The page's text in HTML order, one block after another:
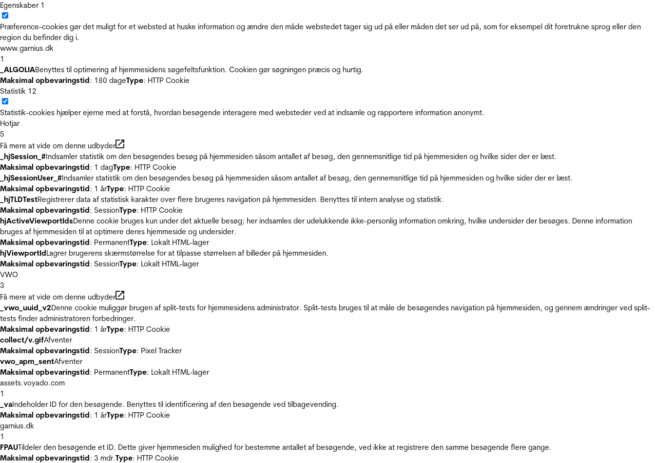
Egenskaber 1
Præference-cookies gør det muligt for et websted at huske information og ændre den måde webstedet tager sig ud på eller måden det ser ud på, som for eksempel dit foretrukne sprog eller den
region du befinder dig i.
www.garnius.dk
1
_ALGOLIABenyttes til optimering af hjemmesidens søgefeltsfunktion. Cookien gør søgningen præcis og hurtig.
Maksimal opbevaringstid: 180 dageType: HTTP Cookie
Statistik 12
Statistik-cookies hjælper ejerne med at forstå, hvordan besøgende interagere med websteder ved at indsamle og rapportere information anonymt.
Hotjar
5
Få mere at vide om denne udbyder
_hjSession_#Indsamler statistik om den besøgendes besøg på hjemmesiden såsom antallet af besøg, den gennemsnitlige tid på hjemmesiden og hvilke sider der er læst.
Maksimal opbevaringstid: 1 dagType: HTTP Cookie
_hjSessionUser_#Indsamler statistik om den besøgendes besøg på hjemmesiden såsom antallet af besøg, den gennemsnitlige tid på hjemmesiden og hvilke sider der er læst.
Maksimal opbevaringstid: 1 årType: HTTP Cookie
_hjTLDTestRegistrerer data af statistisk karakter over flere brugeres navigation på hjemmesiden. Benyttes til intern analyse og statistik.
Maksimal opbevaringstid: SessionType: HTTP Cookie
hjActiveViewportIdsDenne cookie bruges kun under det aktuelle besøg; her indsamles der udelukkende ikke-personlig information omkring, hvilke undersider der besøges. Denne information
bruges af hjemmesiden til at optimere deres hjemmeside og undersider.
Maksimal opbevaringstid: PermanentType: Lokalt HTML-lager
hjViewportIdLagrer brugerens skærmstørrelse for at tilpasse størrelsen af billeder på hjemmesiden.
Maksimal opbevaringstid: SessionType: Lokalt HTML-lager
VWO
3
Få mere at vide om denne udbyder
_vwo_uuid_v2Denne cookie muliggør brugen af split-tests for hjemmesidens administrator. Split-tests bruges til at måle de besøgendes navigation på hjemmesiden, og gennem ændringer ved split-
tests finder administratoren forbedringer.
Maksimal opbevaringstid: 1 årType: HTTP Cookie
collect/v.gifAfventer
Maksimal opbevaringstid: SessionType: Pixel Tracker
vwo_apm_sentAfventer
Maksimal opbevaringstid: PermanentType: Lokalt HTML-lager
assets.voyado.com
1
_vaIndeholder ID for den besøgende. Benyttes til identificering af den besøgende ved tilbagevending.
Maksimal opbevaringstid: 1 årType: HTTP Cookie
garnius.dk
1
FPAUTildeler den besøgende et ID. Dette giver hjemmesiden mulighed for bestemme antallet af besøgende, ved ikke at registrere den samme besøgende flere gange.
Maksimal opbevaringstid: 3 mdr.Type: HTTP Cookie